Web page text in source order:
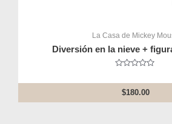
La Casa de Mickey
Diversión en la nieve +
out
of
5
$180.00